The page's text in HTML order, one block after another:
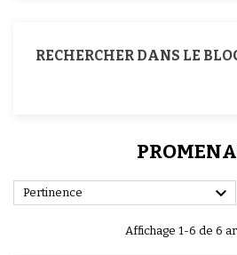
RECHERCHER DANS LE
Pertinence 
Affichage 1-6 de 6